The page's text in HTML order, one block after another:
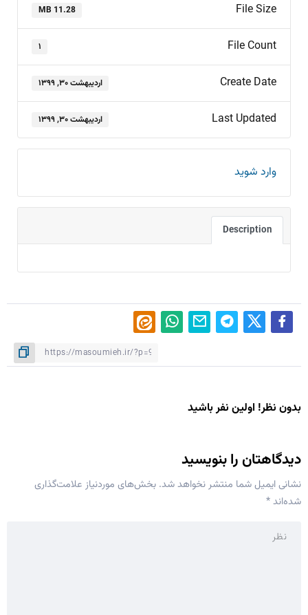
File Size
11.28 MB
File Count ۱
Create Date اردیبهشت ۳۰, ۱۳۹۹
Last Updated اردیبهشت ۳۰, ۱۳۹۹
وارد شوید
Description
بدون نظر! اولین نفر باشید
دیدگاهتان را بنویسید
نشانی ایمیل شما منتشر نخواهد شد. بخش‌های موردنیاز علامت‌گذاری
شده‌اند*